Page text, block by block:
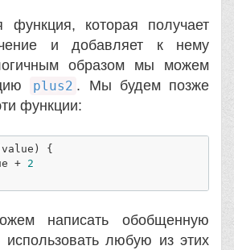
функция, которая получает
и добавляет к нему
образом мы можем
plus2 . Мы будем позже
функции:
value ) {
+
2
написать обобщенную
любую из этих